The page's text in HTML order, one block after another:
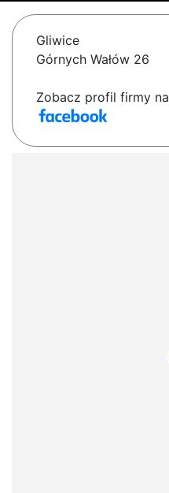
Gliwice
Górnych Wałów 26
Zobacz profil firmy na